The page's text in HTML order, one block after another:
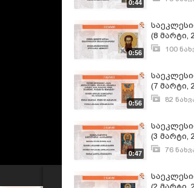
0:44
0:56
(8 მარტი,
100
0:56
(7 მარტი,
82
0:47
(3 მარტი,
76